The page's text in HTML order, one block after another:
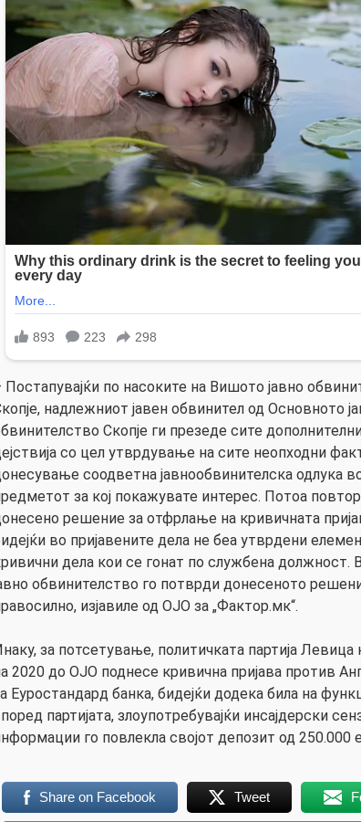
Постапувајќи по насоките на Вишото јавно
надлежниот јавен обвинител од Основното
Скопје ги презеде сите
со цел утврдување на сите неопходни
соодветна јавнообвинителска одлука
за кој покажувате интерес. Потоа
решение за отфрлање на кривичната
во пријавените дела не беа утврдени
дела кои се гонат по службена должност.
обвинителство го потврди донесеното
изјавиле од ОЈО за „Фактор.мк“.
за потсетување, политичката партија Левица
2020 до ОЈО поднесе кривична пријава против
Еуростандард банка, бидејќи додека била на
партијата, злоупотребувајќи инсајдерски
го повлекла својот депозит од 250.000
Share on Facebook Tweet